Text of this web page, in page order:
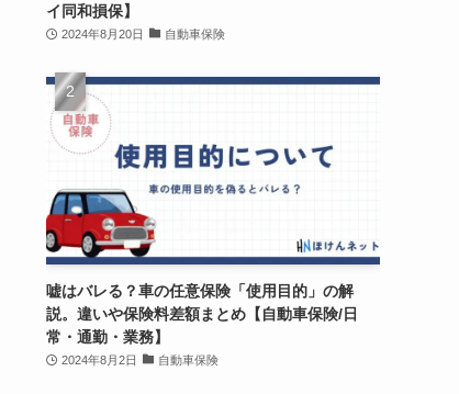
イ同和損保】
2024年8月20日 自動車保険
嘘はバレる？車の任意保険「使用目的」の解
説。違いや保険料差額まとめ【自動車保険/日
常・通勤・業務】
2024年8月2日 自動車保険